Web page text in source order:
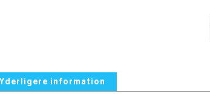
Yderligere information